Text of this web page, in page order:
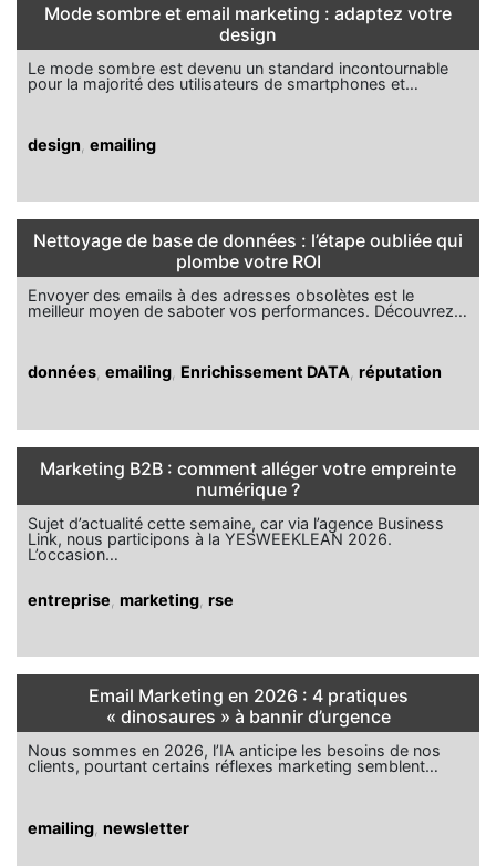
Mode sombre et email marketing : adaptez votre
design
Le mode sombre est devenu un standard incontournable
pour la majorité des utilisateurs de smartphones et…
design emailing
Nettoyage de base de données : l’étape oubliée qui
plombe votre ROI
Envoyer des emails à des adresses obsolètes est le
meilleur moyen de saboter vos performances. Découvrez…
données emailing Enrichissement DATA réputation
Marketing B2B : comment alléger votre empreinte
numérique ?
Sujet d’actualité cette semaine, car via l’agence Business
Link, nous participons à la YESWEEKLEAN 2026.
L’occasion…
entreprise marketing rse
Email Marketing en 2026 : 4 pratiques
« dinosaures » à bannir d’urgence
Nous sommes en 2026, l’IA anticipe les besoins de nos
clients, pourtant certains réflexes marketing semblent…
emailing newsletter